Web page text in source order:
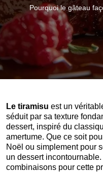
Pourquoi le gâteau
Le tiramisu est un
séduit par sa texture
dessert, inspiré du
amertume. Que ce soit
Noël ou simplement pour
un dessert
combinaisons pour cette